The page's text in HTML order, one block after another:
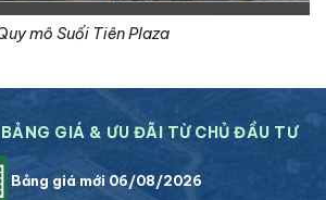
mô Suối Tiên Plaza
GIÁ & ƯU ĐÃI TỪ CHỦ ĐẦU TƯ
Bảng giá mới 06/08/2026